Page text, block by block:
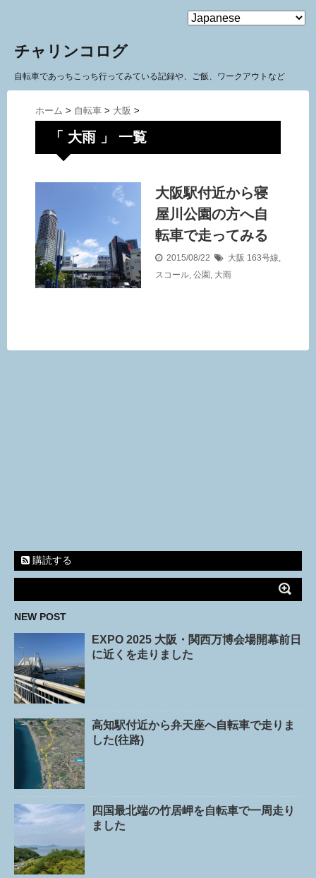
MENU
チャリンコログ
自転車であっちこっち行ってみている記録や、ご飯、ワークアウトなど
ホーム > 自転車 > 大阪 >
「 大雨 」 一覧
大阪駅付近から寝
屋川公園の方へ自
転車で走ってみる
2015/08/22 大阪 163号線,
スコール, 公園 , 大雨
購読する
NEW POST
EXPO 2025 大阪・関西万博会場開幕前日
に近くを走りました
高知駅付近から弁天座へ自転車で走りま
した(往路)
四国最北端の竹居岬を自転車で一周走り
ました